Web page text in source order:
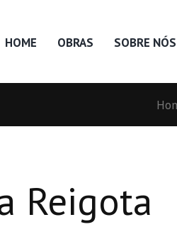
HOME OBRAS SOBRE NÓS
Reigota